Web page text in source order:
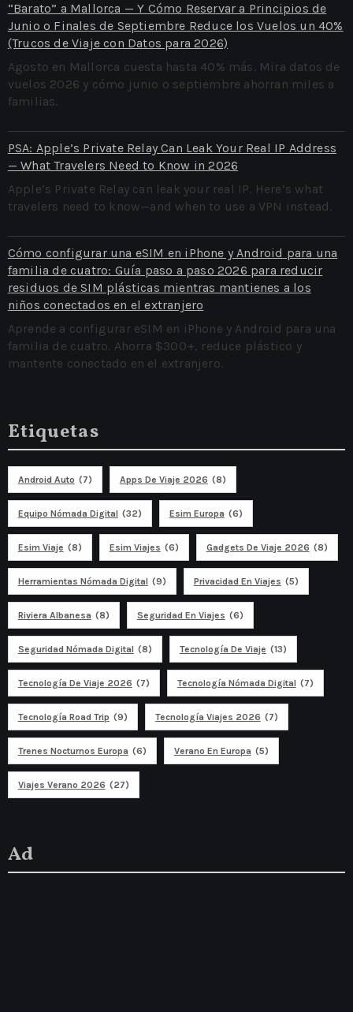
“Barato” a Mallorca — Y Cómo Reservar a Principios de
Junio o Finales de Septiembre Reduce los Vuelos un 40%
(Trucos de Viaje con Datos para 2026)
Agosto en Mallorca cuesta hasta 40% más. Mira datos de
vuelos 2026 y cómo junio o septiembre ahorran miles a
familias.
PSA: Apple’s Private Relay Can Leak Your Real IP Address
— What Travelers Need to Know in 2026
Apple’s Private Relay can leak your real IP. Here’s what
travelers need to know—and when to use a VPN instead.
Cómo configurar una eSIM en iPhone y Android para una
familia de cuatro: Guía paso a paso 2026 para reducir
residuos de SIM plásticas mientras mantienes a los
niños conectados en el extranjero
Aprende a configurar eSIM en iPhone y Android para una
familia de cuatro. Ahorra $300+, reduce plástico y
mantente conectado en el extranjero.
Etiquetas
Android Auto (7) Apps De Viaje 2026 (8)
Equipo Nómada Digital (32) Esim Europa (6)
Esim Viaje (8) Esim Viajes (6) Gadgets De Viaje 2026 (8)
Herramientas Nómada Digital (9) Privacidad En Viajes (5)
Riviera Albanesa (8) Seguridad En Viajes (6)
Seguridad Nómada Digital (8) Tecnología De Viaje (13)
Tecnología De Viaje 2026 (7) Tecnología Nómada Digital (7)
Tecnología Road Trip (9) Tecnología Viajes 2026 (7)
Trenes Nocturnos Europa (6) Verano En Europa (5)
Viajes Verano 2026 (27)
Ad